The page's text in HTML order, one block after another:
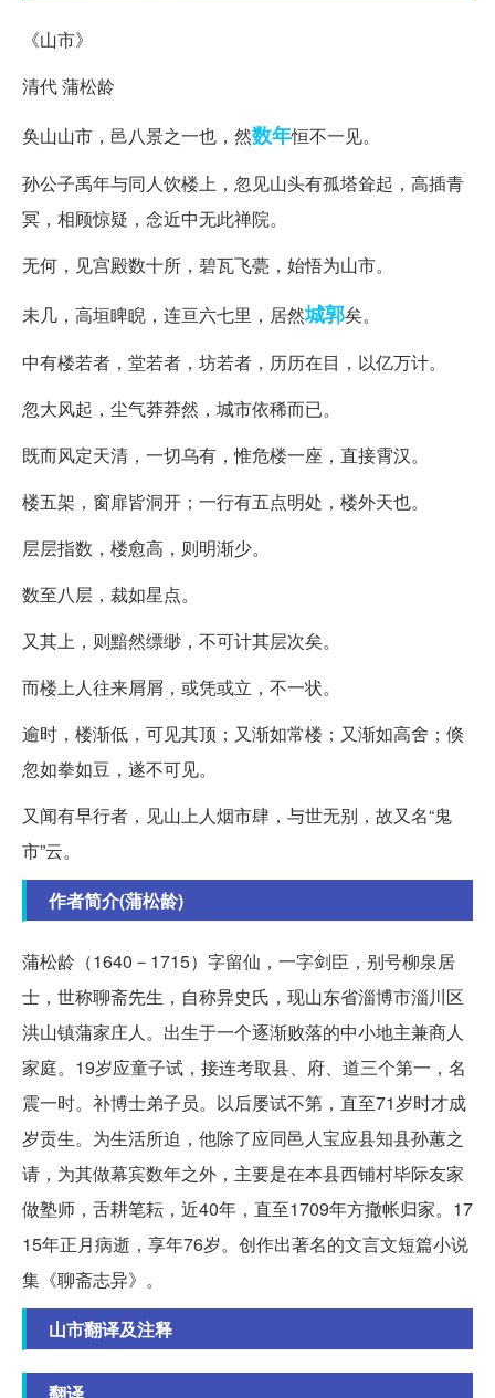
《山市》
清代 蒲松龄
奂山山市，邑八景之一也，然数年恒不一见。
孙公子禹年与同人饮楼上，忽见山头有孤塔耸起，高插青
冥，相顾惊疑，念近中无此禅院。
无何，见宫殿数十所，碧瓦飞甍，始悟为山市。
未几，高垣睥睨，连亘六七里，居然城郭矣。
中有楼若者，堂若者，坊若者，历历在目，以亿万计。
忽大风起，尘气莽莽然，城市依稀而已。
既而风定天清，一切乌有，惟危楼一座，直接霄汉。
楼五架，窗扉皆洞开；一行有五点明处，楼外天也。
层层指数，楼愈高，则明渐少。
数至八层，裁如星点。
又其上，则黯然缥缈，不可计其层次矣。
而楼上人往来屑屑，或凭或立，不一状。
逾时，楼渐低，可见其顶；又渐如常楼；又渐如高舍；倏
忽如拳如豆，遂不可见。
又闻有早行者，见山上人烟市肆，与世无别，故又名“鬼
市”云。
作者简介(蒲松龄)
蒲松龄（1640－1715）字留仙，一字剑臣，别号柳泉居
士，世称聊斋先生，自称异史氏，现山东省淄博市淄川区
洪山镇蒲家庄人。出生于一个逐渐败落的中小地主兼商人
家庭。19岁应童子试，接连考取县、府、道三个第一，名
震一时。补博士弟子员。以后屡试不第，直至71岁时才成
岁贡生。为生活所迫，他除了应同邑人宝应县知县孙蕙之
请，为其做幕宾数年之外，主要是在本县西铺村毕际友家
做塾师，舌耕笔耘，近40年，直至1709年方撤帐归家。17
15年正月病逝，享年76岁。创作出著名的文言文短篇小说
集《聊斋志异》。
山市翻译及注释